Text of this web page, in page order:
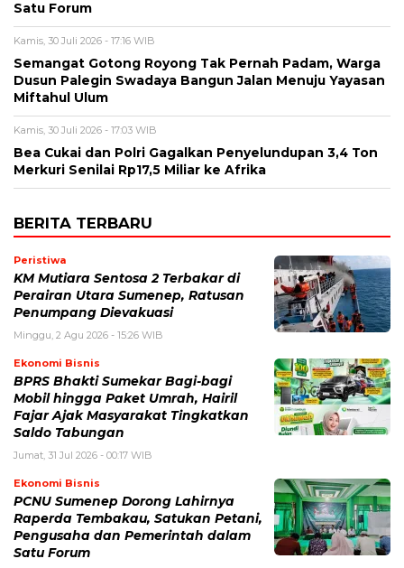
Satu Forum
Kamis, 30 Juli 2026 - 17:16 WIB
Semangat Gotong Royong Tak Pernah Padam, Warga
Dusun Palegin Swadaya Bangun Jalan Menuju Yayasan
Miftahul Ulum
Kamis, 30 Juli 2026 - 17:03 WIB
Bea Cukai dan Polri Gagalkan Penyelundupan 3,4 Ton
Merkuri Senilai Rp17,5 Miliar ke Afrika
BERITA TERBARU
Peristiwa
KM Mutiara Sentosa 2 Terbakar di
Perairan Utara Sumenep, Ratusan
Penumpang Dievakuasi
Minggu, 2 Agu 2026 - 15:26 WIB
Ekonomi Bisnis
BPRS Bhakti Sumekar Bagi-bagi
Mobil hingga Paket Umrah, Hairil
Fajar Ajak Masyarakat Tingkatkan
Saldo Tabungan
Jumat, 31 Jul 2026 - 00:17 WIB
Ekonomi Bisnis
PCNU Sumenep Dorong Lahirnya
Raperda Tembakau, Satukan Petani,
Pengusaha dan Pemerintah dalam
Satu Forum